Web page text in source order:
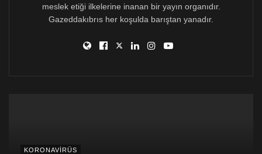
meslek etiği ilkelerine inanan bir yayın organıdır.
Gazeddakıbrıs her koşulda barıştan yanadır.
KORONAVİRÜS